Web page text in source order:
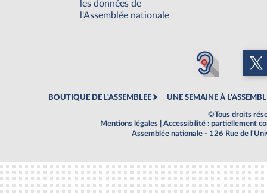
les données de
l'Assemblée nationale
BOUTIQUE DE L'ASSEMBLEE UNE SEMAINE À
©Tous droits
Mentions légales
Accessibilité : partiellement
Assemblée nationale - 126 Rue de